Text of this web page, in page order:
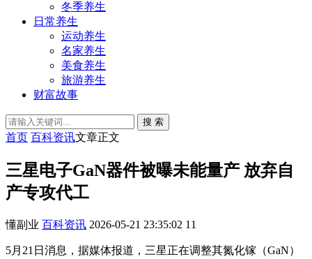
冬季养生
日常养生
运动养生
名家养生
美食养生
旅游养生
财富故事
搜 索
首页 百科资讯文章正文
三星电子GaN器件被曝未能量产 放弃自
产专攻代工
懂副业 百科资讯 2026-05-21 23:35:02 11
5月21日消息，据媒体报道，三星正在调整其氮化镓（GaN）